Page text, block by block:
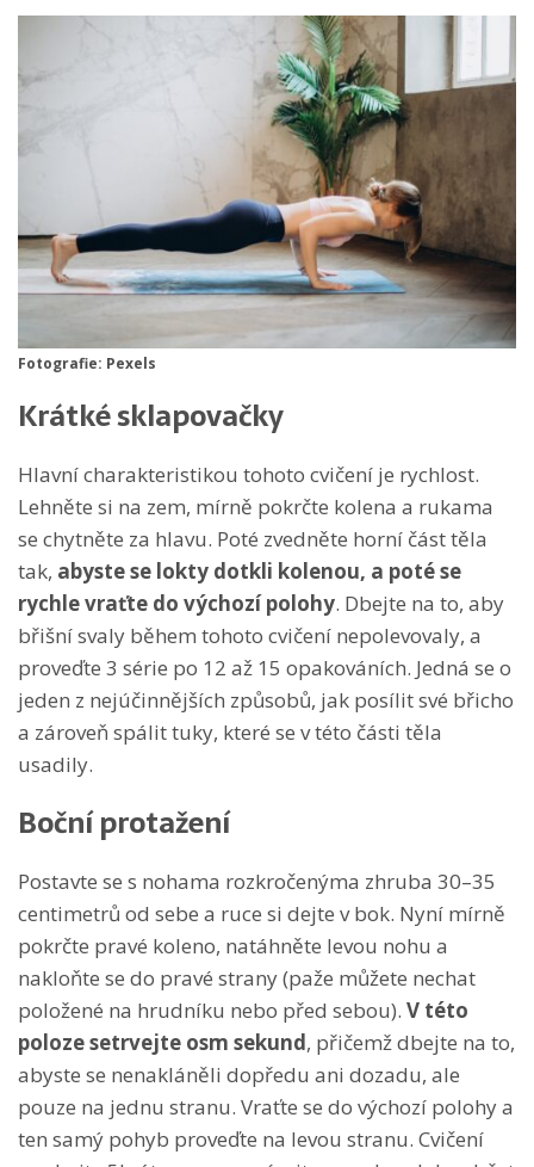
Fotografie: Pexels
Krátké sklapovačky
Hlavní charakteristikou tohoto cvičení je rychlost.
Lehněte si na zem, mírně pokrčte kolena a rukama
se chytněte za hlavu. Poté zvedněte horní část těla
tak, abyste se lokty dotkli kolenou, a poté se
rychle vraťte do výchozí polohy. Dbejte na to, aby
břišní svaly během tohoto cvičení nepolevovaly, a
proveďte 3 série po 12 až 15 opakováních. Jedná se o
jeden z nejúčinnějších způsobů, jak posílit své břicho
a zároveň spálit tuky, které se v této části těla
usadily.
Boční protažení
Postavte se s nohama rozkročenýma zhruba 30–35
centimetrů od sebe a ruce si dejte v bok. Nyní mírně
pokrčte pravé koleno, natáhněte levou nohu a
nakloňte se do pravé strany (paže můžete nechat
položené na hrudníku nebo před sebou). V této
poloze setrvejte osm sekund, přičemž dbejte na to,
abyste se nenakláněli dopředu ani dozadu, ale
pouze na jednu stranu. Vraťte se do výchozí polohy a
ten samý pohyb proveďte na levou stranu. Cvičení